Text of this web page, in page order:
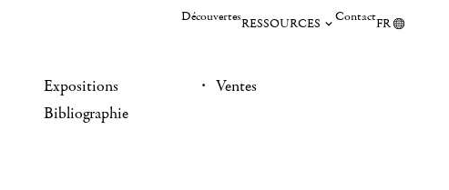
DécouvertesRESSOURCES ContactFR
Expositions
Bibliographie
Ventes